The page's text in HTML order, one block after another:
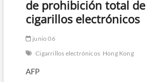
de prohibición total de
cigarillos electrónicos
junio 06
Cigarrillos electrónicos Hong Kong
AFP